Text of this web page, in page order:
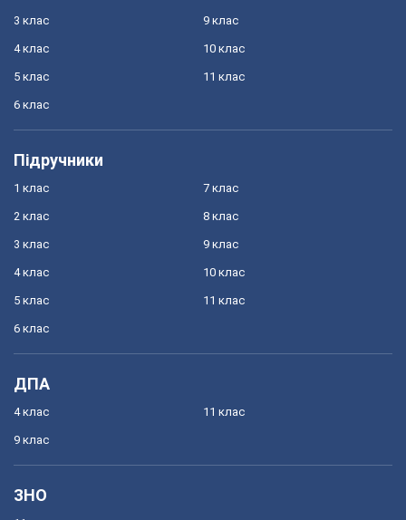
3 клас
4 клас
5 клас
6 клас
9 клас
10 клас
11 клас
Підручники
1 клас
2 клас
3 клас
4 клас
5 клас
6 клас
7 клас
8 клас
9 клас
10 клас
11 клас
ДПА
4 клас
9 клас
11 клас
ЗНО